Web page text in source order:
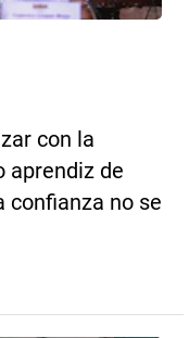
con la
aprendiz de
confianza no se